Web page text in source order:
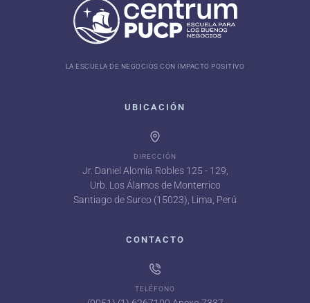
LA ESCUELA DE NEGOCIOS CON IMPACTO POSITIVO
UBICACIÓN
DIRECCIÓN
Jr. Daniel Alomía Robles 125 - 129,
Urb. Los Álamos de Monterrico
Santiago de Surco (15023), Lima, Perú
CONTACTO
TELÉFONO